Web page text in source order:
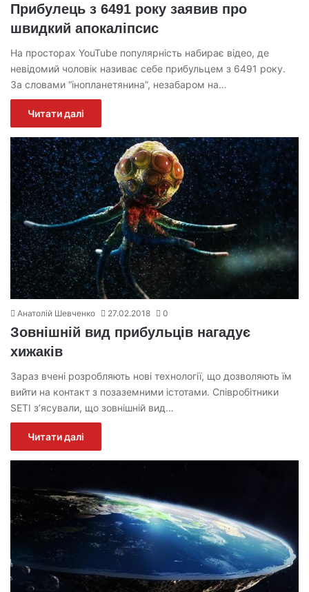
Прибулець з 6491 року заявив про
швидкий апокаліпсис
На просторах YouTube популярність набирає відео, де
невідомий чоловік називає себе прибульцем з 6491 року.
За словами “інопланетянина”, незабаром на…
Читати далі
Анатолій Шевченко 27.02.2018 0
Зовнішній вид прибульців нагадує
хижаків
Зараз вчені розробляють нові технології, що дозволяють їм
вийти на контакт з позаземними істотами. Співробітники
SETI з’ясували, що зовнішній вид…
Читати далі